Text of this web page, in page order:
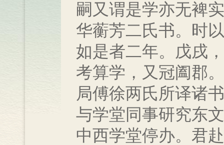
嗣又谓是学亦无裨
华蘅芳二氏书。时
如是者二年。戊戌
考算学，又冠阖郡
局傅徐两氏所译诸
与学堂同事研究东
中西学堂停办。君